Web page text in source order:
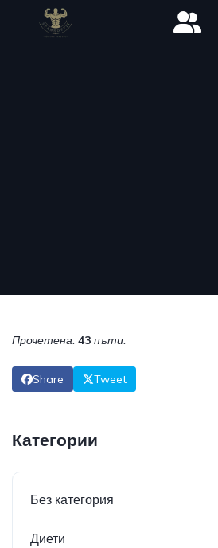
Прочетена: 43 пъти.
Share Tweet
Категории
Без категория
Диети